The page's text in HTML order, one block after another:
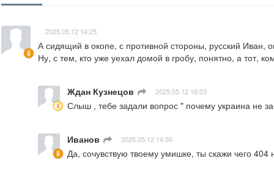
2025.05.12 14:25
А сидящий в окопе, с противной стороны, русский Иван,
Ну, с тем, кто уже уехал домой в гробу, понятно, а тот,
Ждан Кузнецов 2025.05.12 18:03
Слыш , тебе задали вопрос " почему украина не
Иванов 2025.05.12 14:50
Да, сочувствую твоему умишке, ты скажи чего